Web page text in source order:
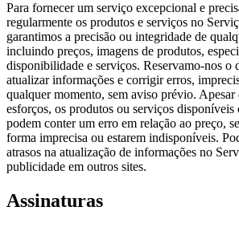
Para fornecer um serviço excepcional e
regularmente os produtos e serviços no
garantimos a precisão ou integridade de
incluindo preços, imagens de produtos,
disponibilidade e serviços. Reservamo-nos o
atualizar informações e corrigir erros,
qualquer momento, sem aviso prévio. Apesar
esforços, os produtos ou serviços disponíveis
podem conter um erro em relação ao preço,
forma imprecisa ou estarem indisponíveis.
atrasos na atualização de informações no
publicidade em outros sites.
Assinaturas